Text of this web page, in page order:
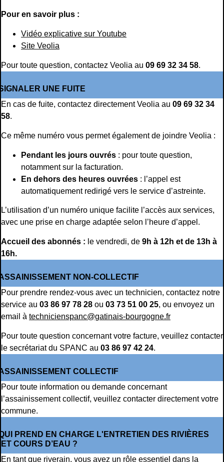
Pour en savoir plus :
Vidéo explicative sur Youtube
Site Veolia
Pour toute question, contactez Veolia au 09 69 32 34 58.
UNE FUITE
En cas de fuite, contactez directement Veolia au 09 69 32 34
58.
Ce même numéro vous permet également de joindre Veolia :
Pendant les jours ouvrés : pour toute question,
notamment sur la facturation.
En dehors des heures ouvrées : l’appel est
automatiquement redirigé vers le service d’astreinte.
L’utilisation d’un numéro unique facilite l’accès aux services,
avec une prise en charge adaptée selon l’heure d’appel.
Accueil des abonnés : le vendredi, de 9h à 12h et de 13h à
16h.
NON-COLLECTIF
Pour prendre rendez-vous avec un technicien, contactez notre
service au 03 86 97 78 28 ou 03 73 51 00 25, ou envoyez un
email à technicienspanc@gatinais-bourgogne.fr
Pour toute question concernant votre facture, veuillez contacter
le secrétariat du SPANC au 03 86 97 42 24.
COLLECTIF
Pour toute information ou demande concernant
l’assainissement collectif, veuillez contacter directement votre
commune.
PREND EN CHARGE L'ENTRETIEN DES RIVIÈRES
ET COURS D’EAU ?
En tant que riverain, vous avez un rôle essentiel dans la